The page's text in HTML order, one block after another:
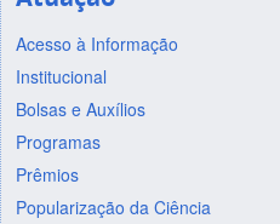
Acesso à Informação
Institucional
Bolsas e Auxílios
Programas
Prêmios
Popularização da Ciência